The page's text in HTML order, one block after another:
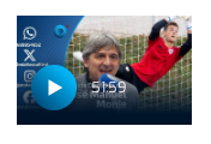
51:59